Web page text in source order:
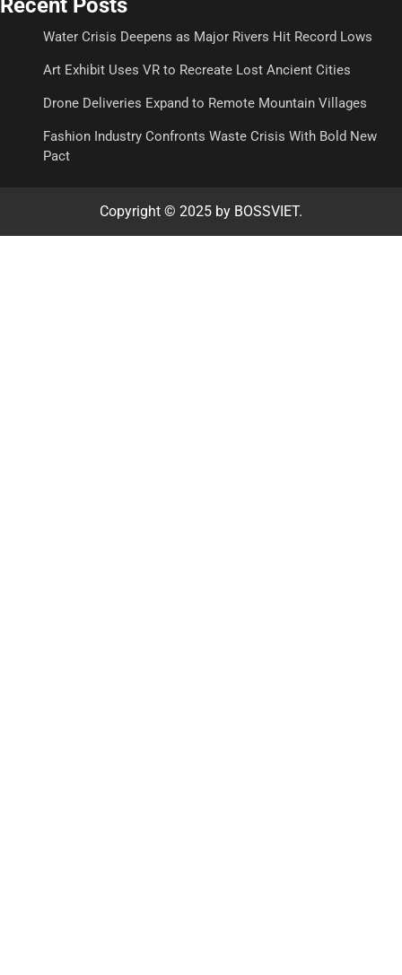
Recent Posts
Water Crisis Deepens as Major Rivers Hit Record Lows
Art Exhibit Uses VR to Recreate Lost Ancient Cities
Drone Deliveries Expand to Remote Mountain Villages
Fashion Industry Confronts Waste Crisis With Bold New
Pact
Copyright © 2025 by BOSSVIET.